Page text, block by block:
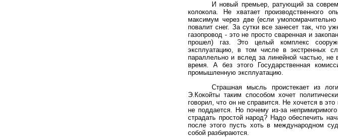
И новый премьер, ратующий за
колокола. Не хватает производственного
максимум через две (если
повалит снег. За сутки все занесет так, что
газопровод - это не просто сваренная и
прошел) газ. Это целый комплекс
эксплуатацию, в том числе в экстренных
параллельно и вслед за линейной частью,
время. А без этого Государственная
промышленную эксплуатацию.
Страшная мысль проистекает из
Э.Кокойты таким способом хочет
говорил, что он не справится. Не хочется в
не поддается. Но почему из-за
страдать простой народ? Надо обеспечить
после этого пусть хоть в международном
собой разбираются.